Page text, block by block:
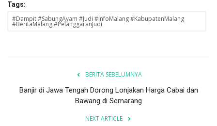
Tags:
#Dampit #SabungAyam #Judi #InfoMalang #KabupatenMalang
#BeritaMalang #PelanggaranJudi
BERITA SEBELUMNYA
Banjir di Jawa Tengah Dorong Lonjakan Harga Cabai dan
Bawang di Semarang
NEXT ARTICLE